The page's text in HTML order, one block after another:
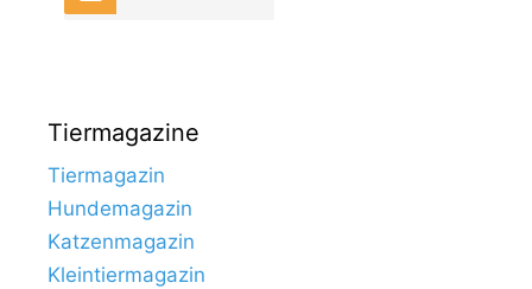
Tiermagazine
Tiermagazin
Hundemagazin
Katzenmagazin
Kleintiermagazin